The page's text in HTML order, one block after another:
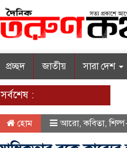
প্রচ্ছদ জাতীয় সারা দেশ
সর্বশেষ :
হোম আরো,কবিতা,